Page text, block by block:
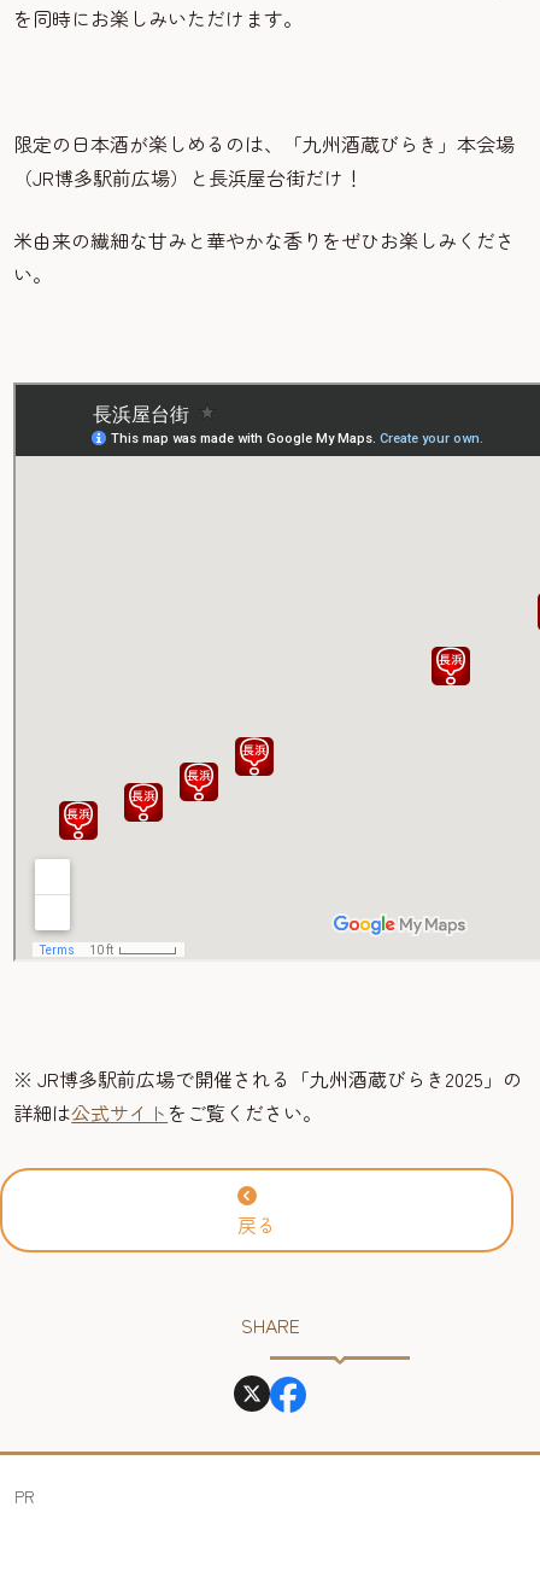
を同時にお楽しみいただけます。
限定の日本酒が楽しめるのは、「九州酒蔵びらき」本会場
（JR博多駅前広場）と長浜屋台街だけ！
米由来の繊細な甘みと華やかな香りをぜひお楽しみくださ
い。
※ JR博多駅前広場で開催される「九州酒蔵びらき2025」の
詳細は公式サイト をご覧ください。
戻る
SHARE
PR